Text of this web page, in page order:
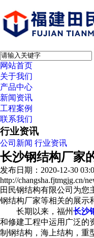
网站首页
关于我们
产品中心
新闻资讯
工程案例
联系我们
行业资讯
公司新闻 行业资讯
长沙钢结构厂家
发布日期：2020-12-30
http://changsha.fjtmgjg.cn/
田民钢结构有限公司为您
钢结构厂家等相关的展示
长期以来，福州长沙
和修建工程中运用广泛的
制钢结构，海上结构，重